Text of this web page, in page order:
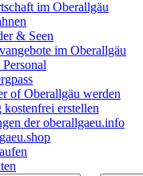
im Oberallgäu
& Seen
im Oberallgäu
of Oberallgäu werden
kostenfrei erstellen
der oberallgaeu.info